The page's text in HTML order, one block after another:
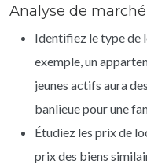
Analyse de marché
Identifiez le type de
exemple, un
jeunes actifs aura
banlieue pour une
Étudiez les prix de
prix des biens